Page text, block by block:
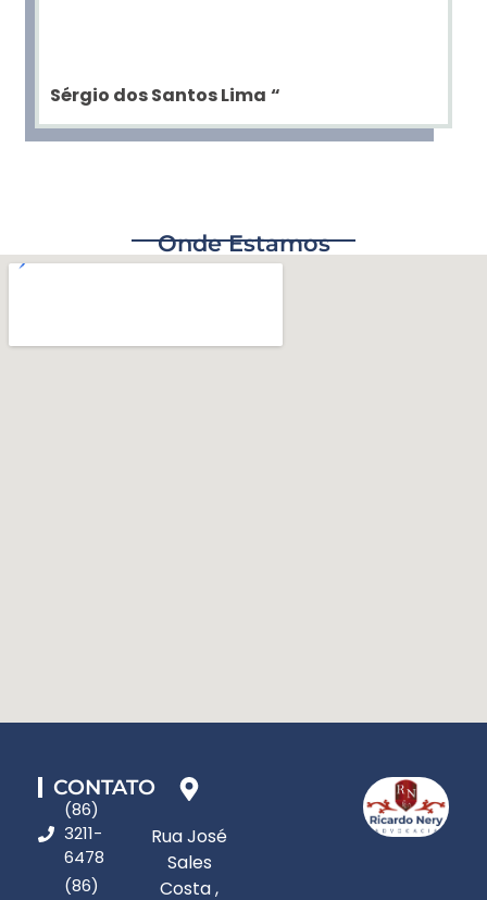
Sérgio dos Santos Lima “
Onde Estamos
(86)
3211-
6478
(86)
CONTATO
Rua José
Sales
Costa ,